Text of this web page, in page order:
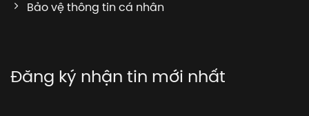
Bảo vệ thông tin cá nhân
Đăng ký nhận tin mới nhất